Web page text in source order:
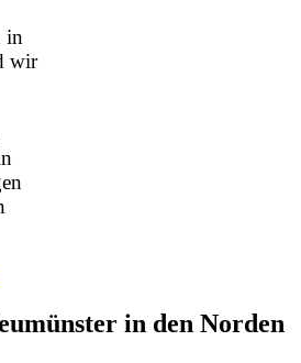
in
wir
in den Norden